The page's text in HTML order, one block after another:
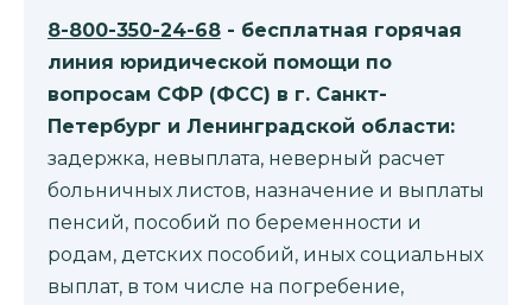
8-800-350-24-68 - бесплатная горячая
линия юридической помощи по
вопросам CФР (ФСС) в г. Санкт-
Петербург и Ленинградской области:
задержка, невыплата, неверный расчет
больничных листов, назначение и выплаты
пенсий, пособий по беременности и
родам, детских пособий, иных социальных
выплат, в том числе на погребение,